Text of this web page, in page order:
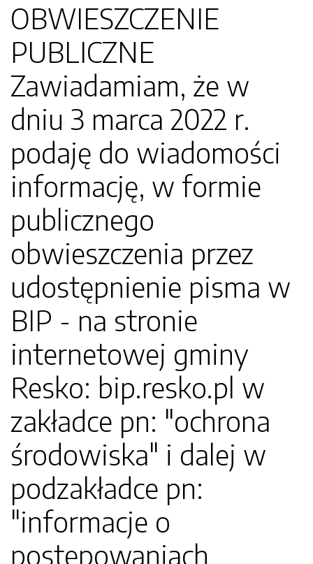
OBWIESZCZENIE
PUBLICZNE
Zawiadamiam, że w
dniu 3 marca 2022 r.
podaję do wiadomości
informację, w formie
publicznego
obwieszczenia przez
udostępnienie pisma w
BIP - na stronie
internetowej gminy
Resko: bip.resko.pl w
zakładce pn: "ochrona
środowiska" i dalej w
podzakładce pn:
"informacje o
postępowaniach